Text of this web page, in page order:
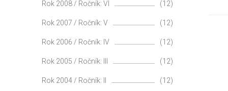
Rok 2008 / Ročník: VI (12)
Rok 2007 / Ročník: V (12)
Rok 2006 / Ročník: IV (12)
Rok 2005 / Ročník: III (12)
Rok 2004 / Ročník: II (12)